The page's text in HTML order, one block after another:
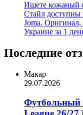
Ищете кожаный
Стайл доступны
Joma. Оригинал,
Украине за 1
Последние
Макар
29.07.2026
Футбольный